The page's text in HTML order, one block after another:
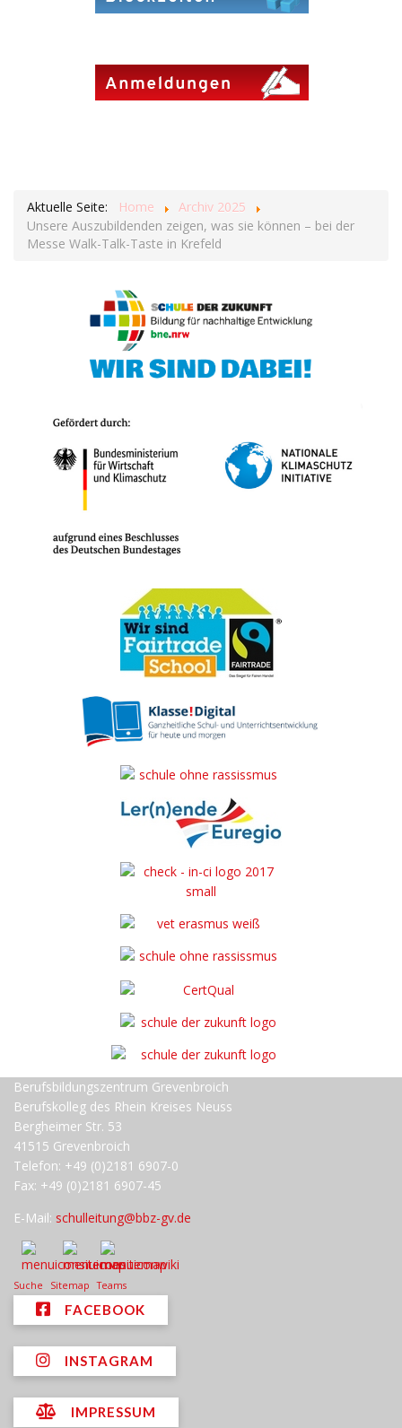
Aktuelle Seite: Home
Archiv 2025
Unsere Auszubildenden zeigen, was sie können – bei der
Messe Walk-Talk-Taste in Krefeld
Berufsbildungszentrum Grevenbroich
Berufskolleg des Rhein Kreises Neuss
Bergheimer Str. 53
41515 Grevenbroich
Telefon: +49 (0)2181 6907-0
Fax: +49 (0)2181 6907-45
E-Mail: schulleitung@bbz-gv.de
Suche Sitemap Teams
FACEBOOK
INSTAGRAM
IMPRESSUM